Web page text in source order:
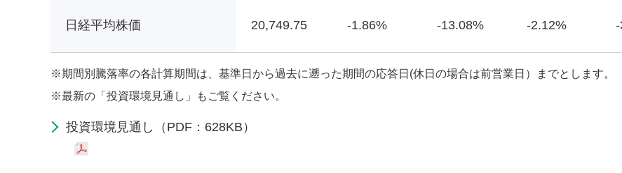
日経平均株価 20,749.75 -1.86% -13.08% -2.12%
※期間別騰落率の各計算期間は、基準日から過去に遡った期間の応答日(休日の場合は前営業日）までとします。
※最新の「投資環境見通し」もご覧ください。
投資環境見通し（PDF：628KB）